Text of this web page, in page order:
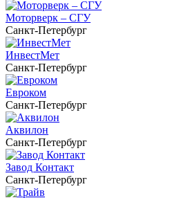
Моторверк – СГУ
Санкт-Петербург
ИнвестМет
Санкт-Петербург
Евроком
Санкт-Петербург
Аквилон
Санкт-Петербург
Завод Контакт
Санкт-Петербург